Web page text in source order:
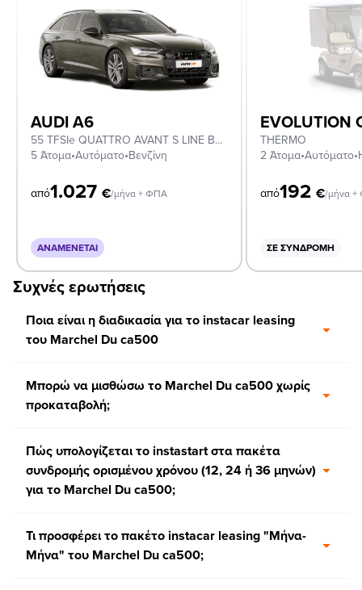
AUDI A6
55 TFSIe QUATTRO AVANT S LINE B&O
5 Άτομα•Αυτόματο•Βενζίνη
από1.027 €/μήνα + ΦΠΑ
ΑΝΑΜΈΝΕΤΑΙ
THERMO
2 Άτομα•Αυτόματο•
από192 €/μήνα
ΣΕ ΣΥΝΔΡΟΜΉ
Συχνές ερωτήσεις
Ποια είναι η διαδικασία για το instacar leasing
του Marchel Du ca500
Μπορώ να μισθώσω το Marchel Du ca500 χωρίς
προκαταβολή;
Πώς υπολογίζεται το instastart στα πακέτα
συνδρομής ορισμένου χρόνου (12, 24 ή 36 μηνών)
για το Marchel Du ca500;
Τι προσφέρει το πακέτο instacar leasing "Μήνα-
Μήνα" του Marchel Du ca500;